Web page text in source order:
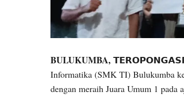
BULUKUMBA,
Informatika (SMK TI) Bulukumba
dengan meraih Juara Umum 1 pada